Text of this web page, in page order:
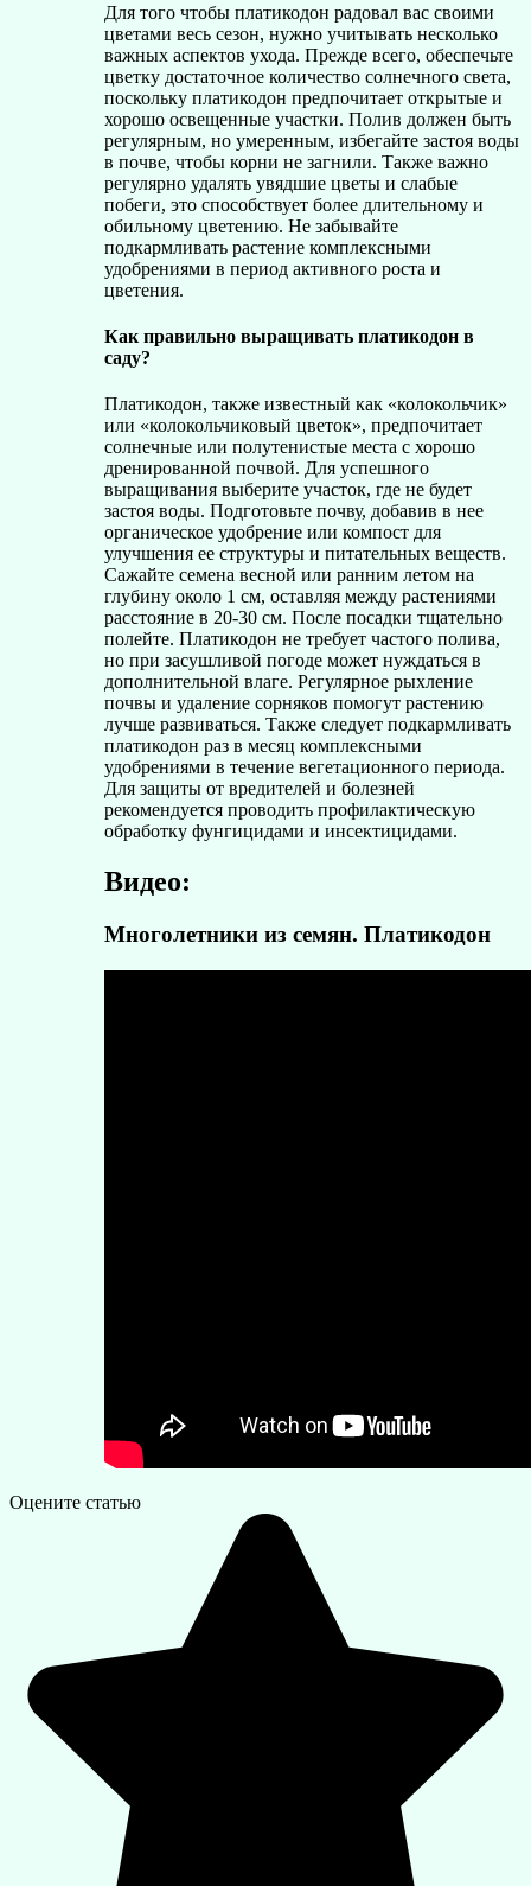
Для того чтобы платикодон радовал вас своими
цветами весь сезон, нужно учитывать несколько
важных аспектов ухода. Прежде всего, обеспечьте
цветку достаточное количество солнечного света,
поскольку платикодон предпочитает открытые и
хорошо освещенные участки. Полив должен быть
регулярным, но умеренным, избегайте застоя воды
в почве, чтобы корни не загнили. Также важно
регулярно удалять увядшие цветы и слабые
побеги, это способствует более длительному и
обильному цветению. Не забывайте
подкармливать растение комплексными
удобрениями в период активного роста и
цветения.
Как правильно выращивать платикодон в
саду?
Платикодон, также известный как «колокольчик»
или «колокольчиковый цветок», предпочитает
солнечные или полутенистые места с хорошо
дренированной почвой. Для успешного
выращивания выберите участок, где не будет
застоя воды. Подготовьте почву, добавив в нее
органическое удобрение или компост для
улучшения ее структуры и питательных веществ.
Сажайте семена весной или ранним летом на
глубину около 1 см, оставляя между растениями
расстояние в 20-30 см. После посадки тщательно
полейте. Платикодон не требует частого полива,
но при засушливой погоде может нуждаться в
дополнительной влаге. Регулярное рыхление
почвы и удаление сорняков помогут растению
лучше развиваться. Также следует подкармливать
платикодон раз в месяц комплексными
удобрениями в течение вегетационного периода.
Для защиты от вредителей и болезней
рекомендуется проводить профилактическую
обработку фунгицидами и инсектицидами.
Видео:
Многолетники из семян. Платикодон
Оцените статью